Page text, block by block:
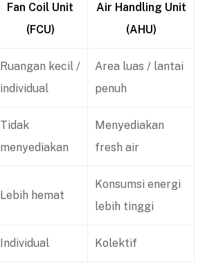
Fan Coil Unit
(FCU)
Air Handling Unit
(AHU)
Ruangan kecil /
individual
Area luas / lantai
penuh
Tidak
menyediakan
Menyediakan
fresh air
Lebih hemat
Konsumsi energi
lebih tinggi
Individual Kolektif